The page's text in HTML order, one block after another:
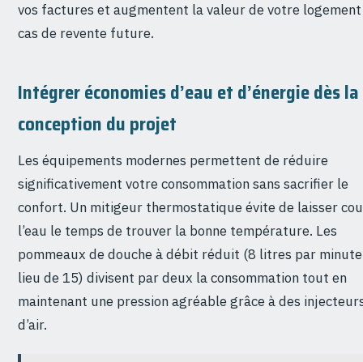
vos factures et augmentent la valeur de votre logement
cas de revente future.
Intégrer économies d’eau et d’énergie dès la
conception du projet
Les équipements modernes permettent de réduire
significativement votre consommation sans sacrifier le
confort. Un mitigeur thermostatique évite de laisser
l’eau le temps de trouver la bonne température. Les
pommeaux de douche à débit réduit (8 litres par
lieu de 15) divisent par deux la consommation tout en
maintenant une pression agréable grâce à des
d’air.